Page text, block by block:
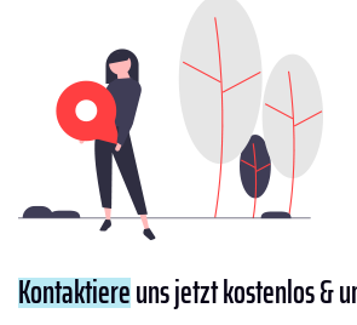
Kontaktiereuns jetzt kostenlos &